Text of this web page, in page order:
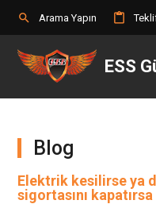
search Arama Yapın content_paste
ESS
Blog
Elektrik kesilirse ya
sigortasını